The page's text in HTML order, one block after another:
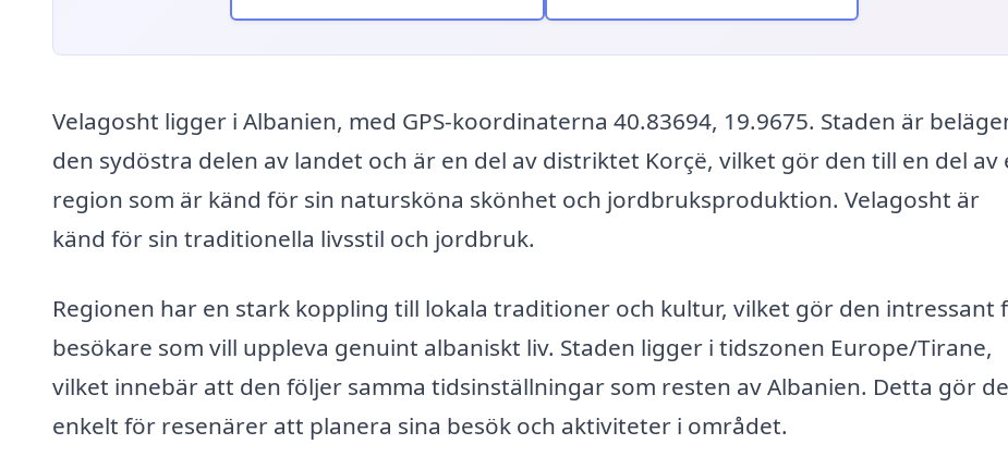
Velagosht ligger i Albanien, med GPS-koordinaterna 40.83694, 19.9675. Staden är
den sydöstra delen av landet och är en del av distriktet Korçë, vilket gör den till en del av
region som är känd för sin natursköna skönhet och jordbruksproduktion. Velagosht är
känd för sin traditionella livsstil och jordbruk.
Regionen har en stark koppling till lokala traditioner och kultur, vilket gör den intressant
besökare som vill uppleva genuint albaniskt liv. Staden ligger i tidszonen Europe/Tirane,
vilket innebär att den följer samma tidsinställningar som resten av Albanien. Detta gör
enkelt för resenärer att planera sina besök och aktiviteter i området.